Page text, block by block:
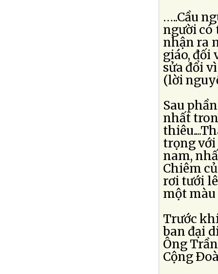
…..Cầu
người có
nhận ra
giáo, đối
sửa đổi
(lời
Sau
nhất
trọng
nam,
Chiêm
rơi tưới
một
Trước
ban đại
Ông
Cộng